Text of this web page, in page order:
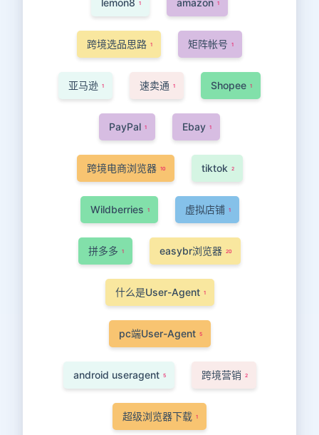
lemon8 1 amazon 1
跨境选品思路 1 矩阵帐号 1
亚马逊 1 速卖通 1 Shopee 1
PayPal 1 Ebay 1
跨境电商浏览器 10 tiktok 2
Wildberries 1 虚拟店铺 1
拼多多 1 easybr浏览器 20
什么是User-Agent 1
pc端User-Agent 5
android useragent 5 跨境营销 2
超级浏览器下载 1